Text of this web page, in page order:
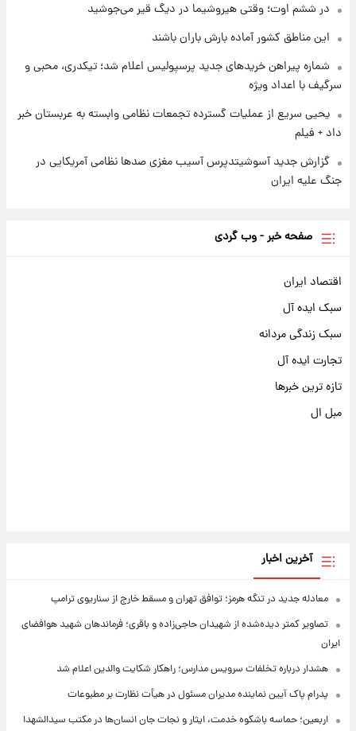
سیگنال‌های جدید برای بازار طلا؛ پیش‌بینی
قیمت سکه و طلا فردا
در ششم اوت؛ وقتی هیروشیما در دیگ قیر می‌جوشید
این مناطق کشور آماده بارش باران باشند
شماره پیراهن خریدهای جدید پرسپولیس اعلام شد؛ تیکدری، محبی و
سرگیف با اعداد ویژه
یحیی سریع از عملیات گسترده تجمعات نظامی وابسته به عربستان خبر
داد + فیلم
گزارش جدید آسوشیتدپرس آسیب مغزی صدها نظامی آمریکایی در
جنگ علیه ایران
صفحه خبر - وب گردی
اقتصاد ایران
سبک ایده آل
سبک زندگی مردانه
تجارت ایده آل
تازه ترین خبرها
مبل ال
آخرین اخبار
معادله جدید در تنگه هرمز؛ توافق تهران و مسقط خارج از سناریوی ترامپ
تصاویر کمتر دیده‌شده از شهیدان حاجی‌زاده و باقری؛ فرماندهان شهید هوافضای
ایران
هشدار درباره تخلفات سرویس مدارس؛ راهکار شکایت والدین اعلام شد
پدرام پاک آیین نماینده مدیران مسئول در هیأت نظارت بر مطبوعات
اربعین؛ حماسه باشکوه خدمت، ایثار و نجات جان انسان‌ها در مکتب سیدالشهدا